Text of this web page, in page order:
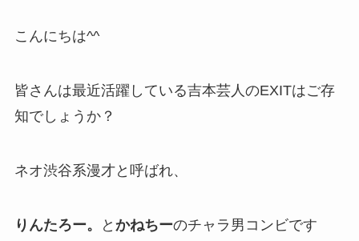
こんにちは^^
皆さんは最近活躍している吉本芸人のEXITはご存
知でしょうか？
ネオ渋谷系漫才と呼ばれ、
りんたろー。 と かねちーのチャラ男コンビです